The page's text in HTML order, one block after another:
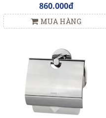
860.000đ
MUA HÀNG